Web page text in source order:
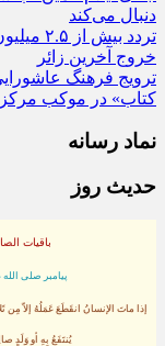
دنبال می‌کند
تردد
خروج آخرین زائر
ترویج فرهنگ
کتاب» در موکب
نماد رسانه
حدیث روز
باقیات
پيامبر صلى‏ الله‏
إذا ماتَ الإنسانُ انقَطَعَ عَمَلُهُ إلاّ مِن
يُنتَفَعُ بِهِ أو وَلَدٍ